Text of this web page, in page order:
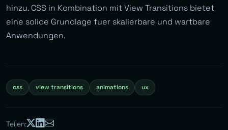
hinzu. CSS in Kombination mit View Transitions bietet
eine solide Grundlage fuer skalierbare und wartbare
Anwendungen.
css view transitions animations ux
Teilen: